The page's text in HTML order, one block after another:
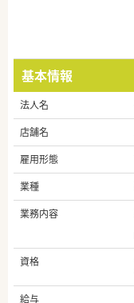
基本情報
法人名
店舗名
雇用形態
業種
業務内容
資格
給与